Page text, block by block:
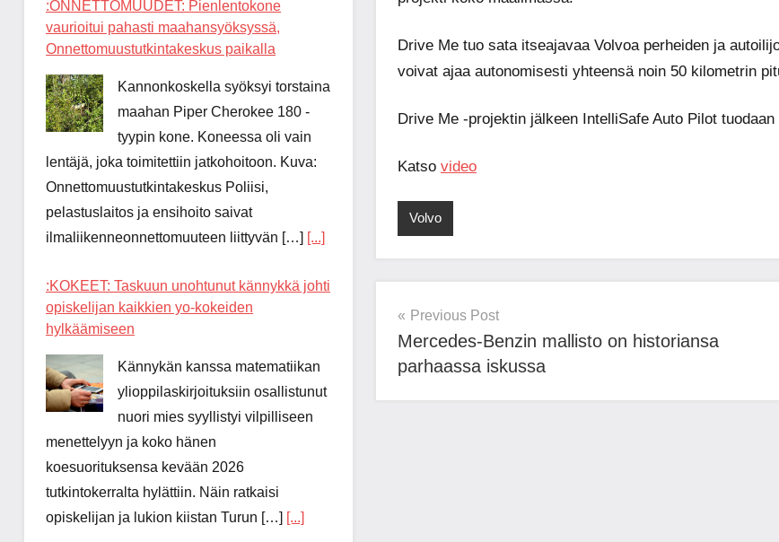
Drive Me tuo sata itseajavaa Volvoa perheiden ja
voivat ajaa autonomisesti yhteensä noin 50 kilometrin
Drive Me -projektin jälkeen IntelliSafe Auto Pilot
Katso video
Volvo
Post
navigation
Previous Post
Mercedes-Benzin mallisto on historiansa
parhaassa iskussa
:ONNETTOMUUDET: Pienlentokone
vaurioitui pahasti maahansyöksyssä,
Onnettomuustutkintakeskus paikalla
Kannonkoskella syöksyi torstaina
maahan Piper Cherokee 180 -
tyypin kone. Koneessa oli vain
lentäjä, joka toimitettiin jatkohoitoon. Kuva:
Onnettomuustutkintakeskus Poliisi,
pelastuslaitos ja ensihoito saivat
ilmaliikenneonnettomuuteen liittyvän […] [...]
:KOKEET: Taskuun unohtunut kännykkä johti
opiskelijan kaikkien yo-kokeiden
hylkäämiseen
Kännykän kanssa matematiikan
ylioppilaskirjoituksiin osallistunut
nuori mies syyllistyi vilpilliseen
menettelyyn ja koko hänen
koesuorituksensa kevään 2026
tutkintokerralta hylättiin. Näin ratkaisi
opiskelijan ja lukion kiistan Turun […] [...]